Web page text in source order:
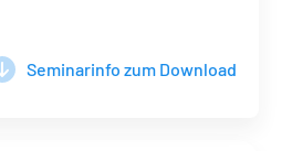
Seminarinfo zum Download